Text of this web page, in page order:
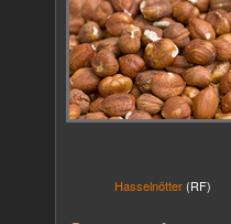
Hasselnötter (RF)